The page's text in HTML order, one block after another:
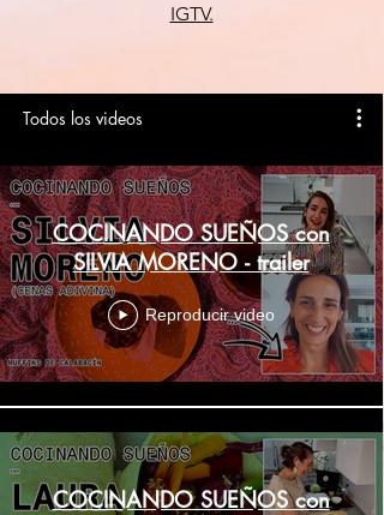
IGTV.
Todos los videos
COCINANDO SUEÑOS con
SILVIA MORENO - trailer
Reproducir video
COCINANDO SUEÑOS con